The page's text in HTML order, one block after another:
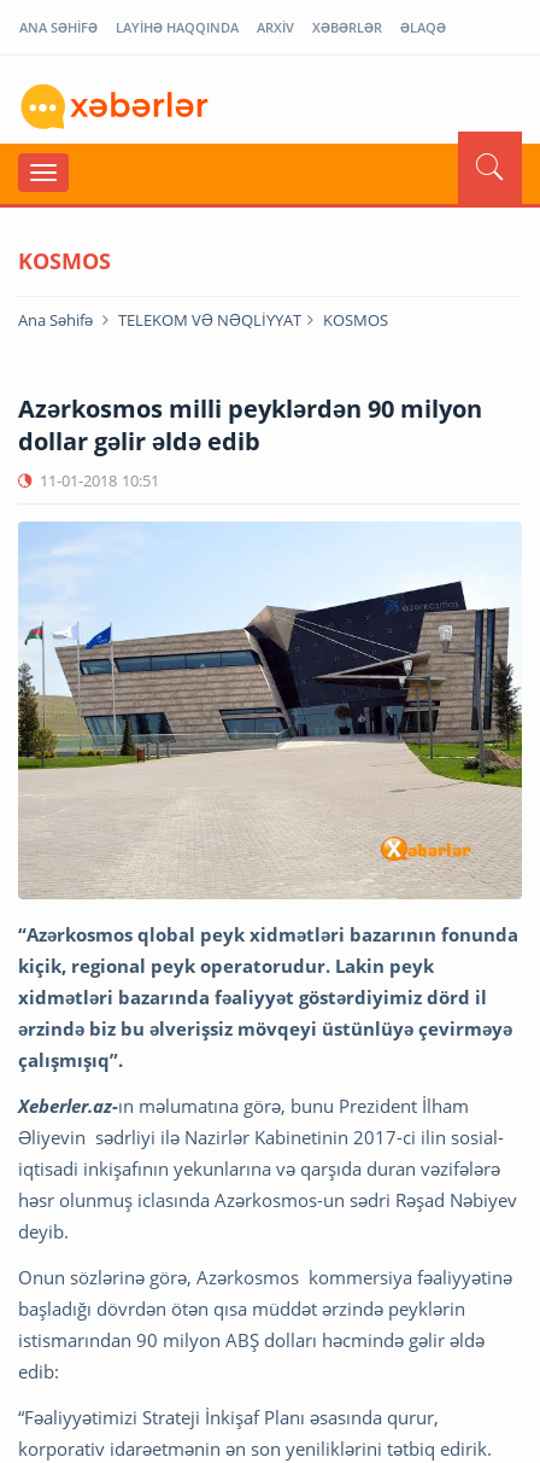
ANA SƏHİFƏ LAYİHƏ HAQQINDA ARXİV XƏBƏRLƏR ƏLAQƏ
KOSMOS
Ana Səhifə TELEKOM VƏ NƏQLİYYAT KOSMOS
Azərkosmos milli peyklərdən 90 milyon
dollar gəlir əldə edib
11-01-2018 10:51
“Azərkosmos qlobal peyk xidmətləri bazarının fonunda
kiçik, regional peyk operatorudur. Lakin peyk
xidmətləri bazarında fəaliyyət göstərdiyimiz dörd il
ərzində biz bu əlverişsiz mövqeyi üstünlüyə çevirməyə
çalışmışıq”.
Xeberler.az-ın məlumatına görə, bunu Prezident İlham
Əliyevin sədrliyi ilə Nazirlər Kabinetinin 2017-ci ilin sosial-
iqtisadi inkişafının yekunlarına və qarşıda duran vəzifələrə
həsr olunmuş iclasında Azərkosmos-un sədri Rəşad Nəbiyev
deyib.
Onun sözlərinə görə, Azərkosmos kommersiya fəaliyyətinə
başladığı dövrdən ötən qısa müddət ərzində peyklərin
istismarından 90 milyon ABŞ dolları həcmində gəlir əldə
edib:
“Fəaliyyətimizi Strateji İnkişaf Planı əsasında qurur,
korporativ idarəetmənin ən son yeniliklərini tətbiq edirik.